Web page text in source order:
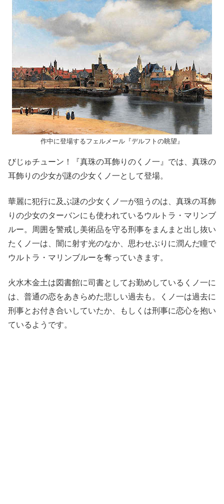
作中に登場するフェルメール『デルフトの眺望』
びじゅチューン！『真珠の耳飾りのくノ一』では、真珠の
耳飾りの少女が謎の少女くノ一として登場。
華麗に犯行に及ぶ謎の少女くノ一が狙うのは、真珠の耳飾
りの少女のターバンにも使われているウルトラ・マリンブ
ルー。周囲を警戒し美術品を守る刑事をまんまと出し抜い
たくノ一は、闇に射す光のなか、思わせぶりに潤んだ瞳で
ウルトラ・マリンブルーを奪っていきます。
火水木金土は図書館に司書としてお勤めしているくノ一に
は、普通の恋をあきらめた悲しい過去も。くノ一は過去に
刑事とお付き合いしていたか、もしくは刑事に恋心を抱い
ているようです。